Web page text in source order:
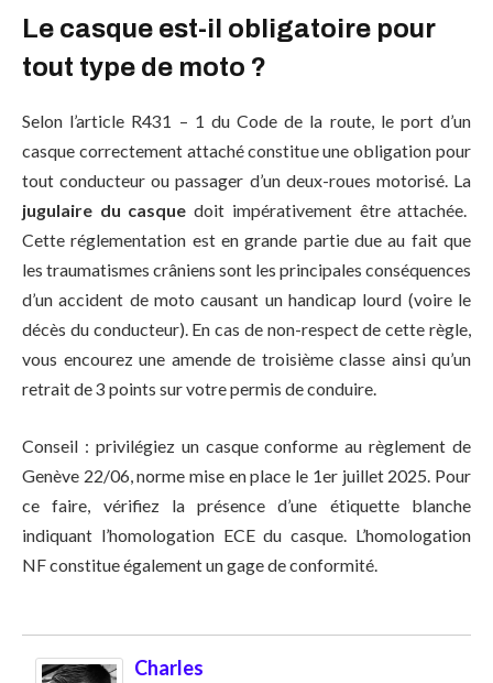
Le casque est-il obligatoire pour
tout type de moto ?
Selon l’article R431 – 1 du Code de la route, le port d’un
casque correctement attaché constitue une obligation pour
tout conducteur ou passager d’un deux-roues motorisé. La
jugulaire du casque doit impérativement être attachée.
Cette réglementation est en grande partie due au fait que
les traumatismes crâniens sont les principales conséquences
d’un accident de moto causant un handicap lourd (voire le
décès du conducteur). En cas de non-respect de cette règle,
vous encourez une amende de troisième classe ainsi qu’un
retrait de 3 points sur votre permis de conduire.
Conseil : privilégiez un casque conforme au règlement de
Genève 22/06, norme mise en place le 1er juillet 2025. Pour
ce faire, vérifiez la présence d’une étiquette blanche
indiquant l’homologation ECE du casque. L’homologation
NF constitue également un gage de conformité.
Charles